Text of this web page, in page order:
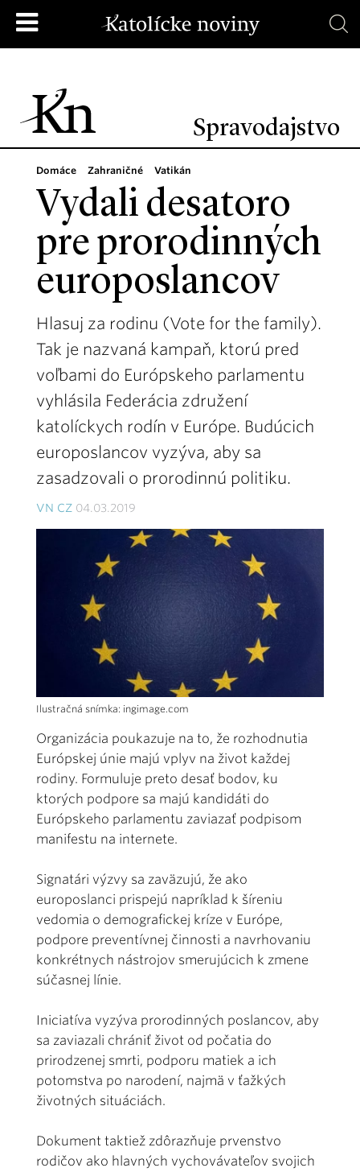
Spravodajstvo
Domáce Zahraničné Vatikán
Vydali desatoro
pre prorodinných
europoslancov
Hlasuj za rodinu (Vote for the family).
Tak je nazvaná kampaň, ktorú pred
voľbami do Európskeho parlamentu
vyhlásila Federácia združení
katolíckych rodín v Európe. Budúcich
europoslancov vyzýva, aby sa
zasadzovali o prorodinnú politiku.
VN CZ 04.03.2019
Ilustračná snímka: ingimage.com
Organizácia poukazuje na to, že rozhodnutia
Európskej únie majú vplyv na život každej
rodiny. Formuluje preto desať bodov, ku
ktorých podpore sa majú kandidáti do
Európskeho parlamentu zaviazať podpisom
manifestu na internete.
Signatári výzvy sa zaväzujú, že ako
europoslanci prispejú napríklad k šíreniu
vedomia o demografickej kríze v Európe,
podpore preventívnej činnosti a navrhovaniu
konkrétnych nástrojov smerujúcich k zmene
súčasnej línie.
Iniciatíva vyzýva prorodinných poslancov, aby
sa zaviazali chrániť život od počatia do
prirodzenej smrti, podporu matiek a ich
potomstva po narodení, najmä v ťažkých
životných situáciách.
Dokument taktiež zdôrazňuje prvenstvo
rodičov ako hlavných vychovávateľov svojich